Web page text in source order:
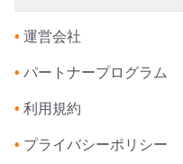
• 運営会社
• パートナープログラム
• 利用規約
• プライバシーポリシー